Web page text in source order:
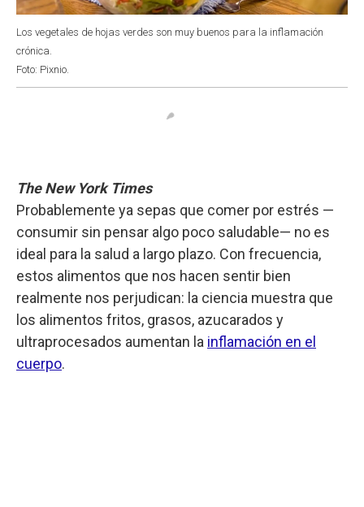
Los vegetales de hojas verdes son muy buenos para la inflamación
crónica.
Foto: Pixnio.
The New York Times
Probablemente ya sepas que comer por estrés —
consumir sin pensar algo poco saludable— no es
ideal para la salud a largo plazo. Con frecuencia,
estos alimentos que nos hacen sentir bien
realmente nos perjudican: la ciencia muestra que
los alimentos fritos, grasos, azucarados y
ultraprocesados aumentan la inflamación en el
cuerpo.